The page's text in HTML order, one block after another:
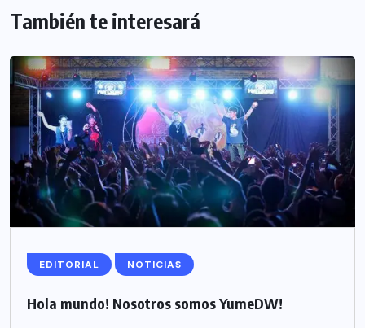
También te interesará
EDITORIAL NOTICIAS
Hola mundo! Nosotros somos YumeDW!